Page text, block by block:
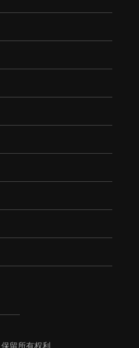
保留所有权利